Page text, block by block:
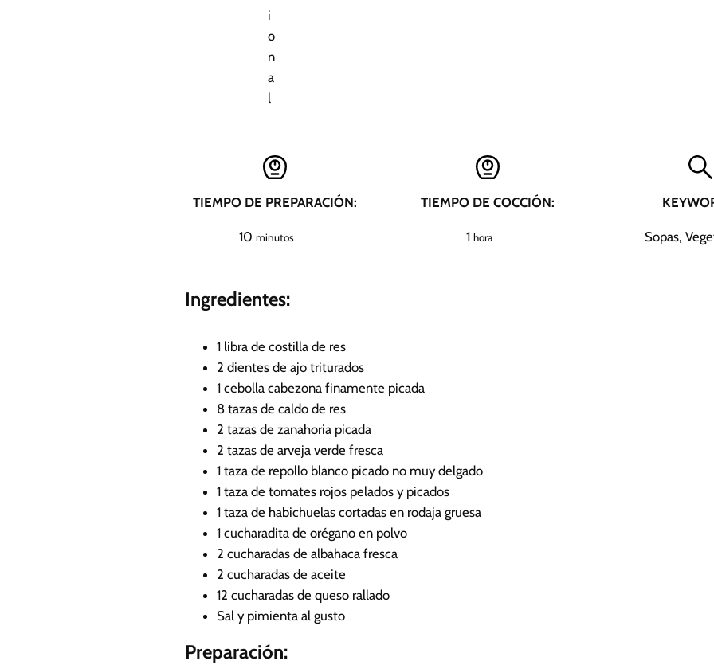
i
o
n
a
l
TIEMPO DE PREPARACIÓN:
10 m
u
o
s
minutos
TIEMPO DE COCCIÓN:
1hhora Sopas,
Ingredientes:
1 libra de costilla de res
2 dientes de ajo triturados
1 cebolla cabezona finamente picada
8 tazas de caldo de res
2 tazas de zanahoria picada
2 tazas de arveja verde fresca
1 taza de repollo blanco picado no muy delgado
1 taza de tomates rojos pelados y picados
1 taza de habichuelas cortadas en rodaja gruesa
1 cucharadita de orégano en polvo
2 cucharadas de albahaca fresca
2 cucharadas de aceite
12 cucharadas de queso rallado
Sal y pimienta al gusto
Preparación: